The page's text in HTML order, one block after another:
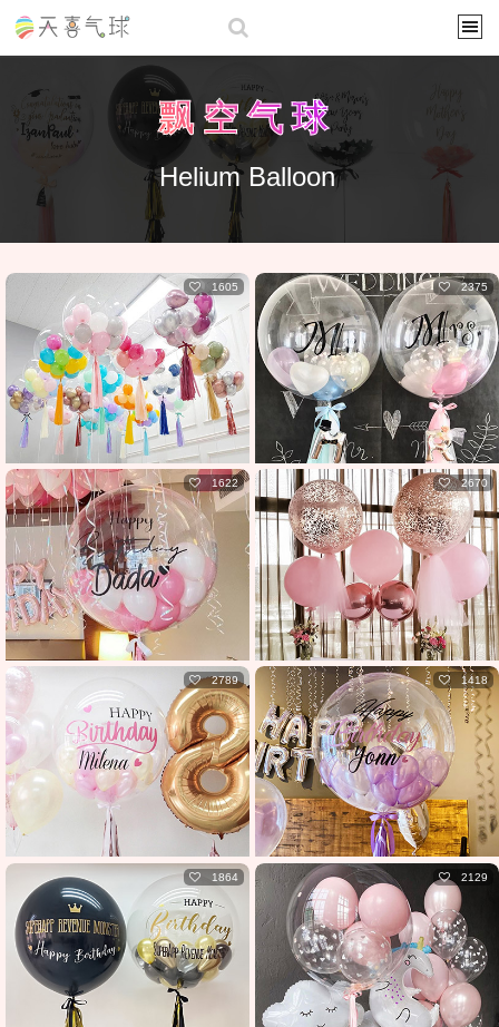
飘空气球
Helium Balloon
1605 2375
1622 2670
2789 1418
1864 2129